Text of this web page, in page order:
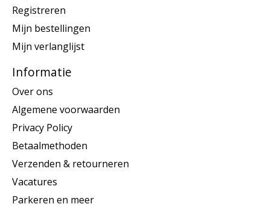
Registreren
Mijn bestellingen
Mijn verlanglijst
Informatie
Over ons
Algemene voorwaarden
Privacy Policy
Betaalmethoden
Verzenden & retourneren
Vacatures
Parkeren en meer